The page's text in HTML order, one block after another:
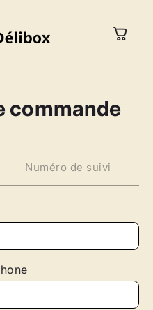
Panier
commande
Numéro de suivi